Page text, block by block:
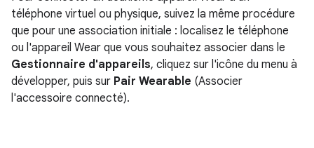
téléphone virtuel ou physique, suivez la même procédure
que pour une association initiale : localisez le téléphone
ou l'appareil Wear que vous souhaitez associer dans le
Gestionnaire d'appareils, cliquez sur l'icône du menu à
développer, puis sur Pair Wearable (Associer
l'accessoire connecté).